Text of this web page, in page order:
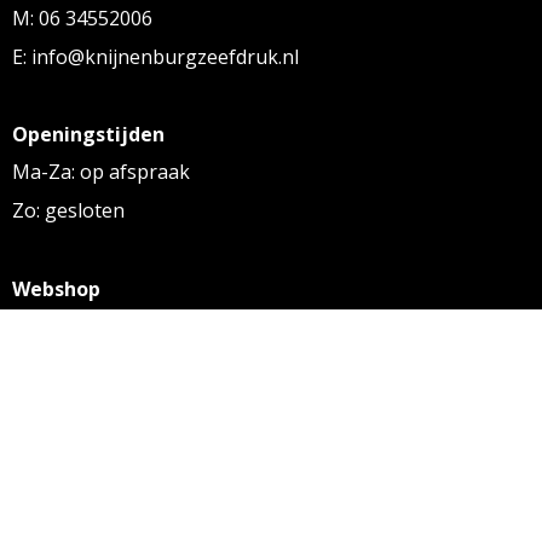
M: 06 34552006
E: info@knijnenburgzeefdruk.nl
Openingstijden
Ma-Za: op afspraak
Zo: gesloten
Webshop